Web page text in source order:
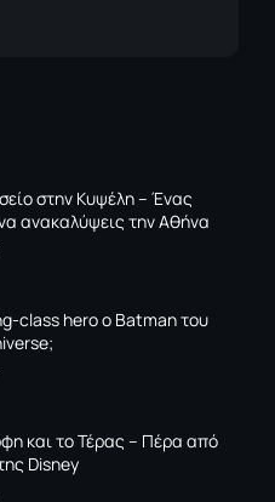
στην Κυψέλη – Ένας
ανακαλύψεις την Αθήνα
class hero ο Batman του
και το Τέρας – Πέρα από
Disney